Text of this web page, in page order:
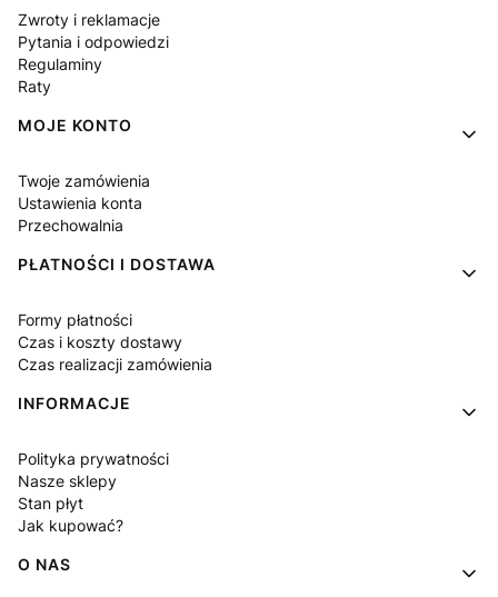
Zwroty i reklamacje
Pytania i odpowiedzi
Regulaminy
Raty
MOJE KONTO
Twoje zamówienia
Ustawienia konta
Przechowalnia
PŁATNOŚCI I DOSTAWA
Formy płatności
Czas i koszty dostawy
Czas realizacji zamówienia
INFORMACJE
Polityka prywatności
Nasze sklepy
Stan płyt
Jak kupować?
O NAS